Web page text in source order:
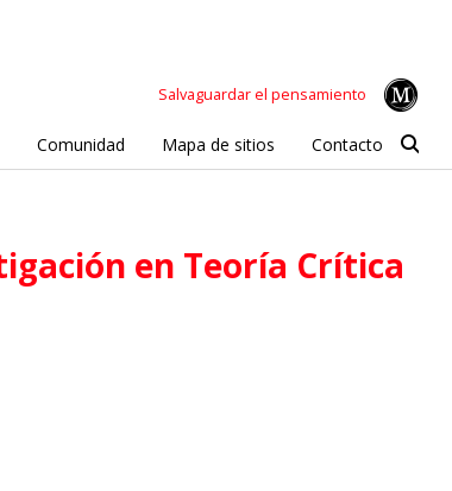
Salvaguardar el pensamiento
Comunidad Mapa de sitios Contacto